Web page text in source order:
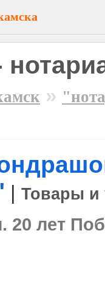
»
Товары и
20 лет